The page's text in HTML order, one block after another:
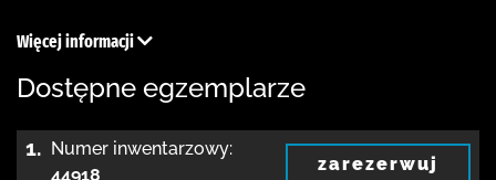
Więcej informacji
Dostępne egzemplarze
1. Numer inwentarzowy:
44918
zarezerwuj